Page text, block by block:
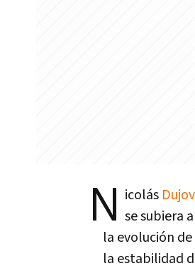
N icolás
se subiera
la evolución
la estabilidad